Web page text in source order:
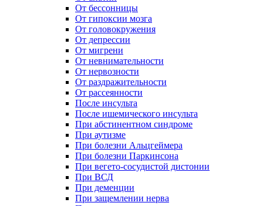
От бессонницы
От гипоксии мозга
От головокружения
От депрессии
От мигрени
От невнимательности
От нервозности
От раздражительности
От рассеянности
После инсульта
После ишемического инсульта
При абстинентном синдроме
При аутизме
При болезни Альцгеймера
При болезни Паркинсона
При вегето-сосудистой дистонии
При ВСД
При деменции
При защемлении нерва